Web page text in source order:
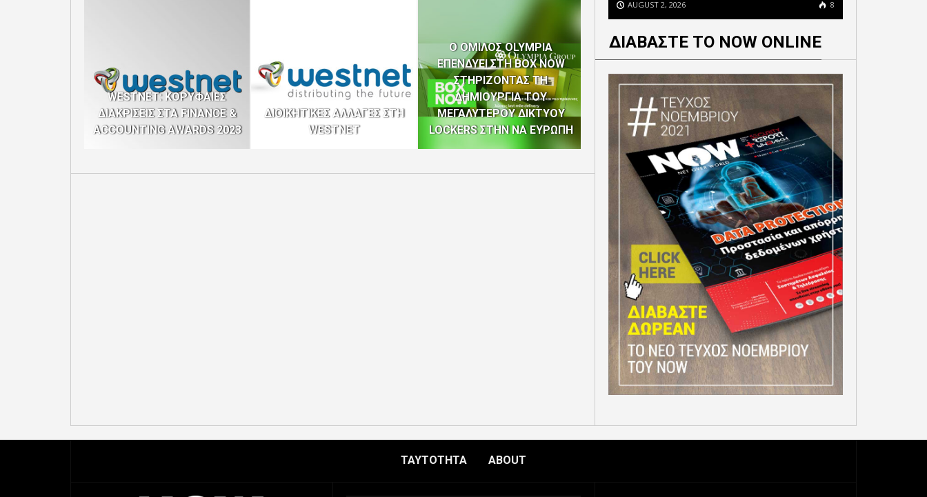
WESTNET: ΚΟΡΥΦΑΙΕΣ
ΔΙΑΚΡΙΣΕΙΣ ΣΤΑ FINANCE &
ACCOUNTING AWARDS 2023
ΔΙΟΙΚΗΤΙΚΕΣ ΑΛΛΑΓΕΣ ΣΤΗ
WESTNET
Ο ΟΜΙΛΟΣ OLYMPIA
ΕΠΕΝΔΥΕΙ ΣΤΗ BOX NOW
ΣΤΗΡΙΖΟΝΤΑΣ ΤΗ
ΔΗΜΙΟΥΡΓΙΑ ΤΟΥ
ΜΕΓΑΛΥΤΕΡΟΥ ΔΙΚΤΥΟΥ
LOCKERS ΣΤΗΝ ΝΑ ΕΥΡΩΠΗ
WESTNET: ΔΙΑΚΡΙΘΗΚΕ ΩΣ
TOP DISTRIBUTOR GREECE &
CYPRUS 2021 ΑΠΟ ΤΗΝ HPE
ΤΗΣ WESTNET ΜΕ ΤΗ
DAEWOO
AUGUST 2, 2026 8
ΔΙΑΒΑΣΤΕ ΤΟ NOW ONLINE
ΤΑΥΤΟΤΗΤΑ ABOUT